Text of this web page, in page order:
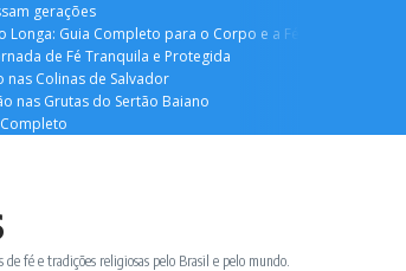
gerações
Guia Completo para o Corpo e a Fé
de Fé Tranquila e Protegida
nas Colinas de Salvador
nas Grutas do Sertão Baiano
de fé e tradições religiosas pelo Brasil e pelo mundo.